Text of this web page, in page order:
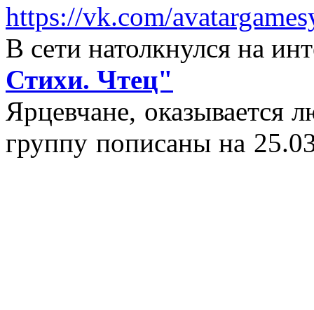
https://vk.com/
В сети натолкнулся на
Стихи. Чтец"
Ярцевчане,
группу пописаны на